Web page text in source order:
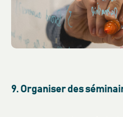
9. Organiser des